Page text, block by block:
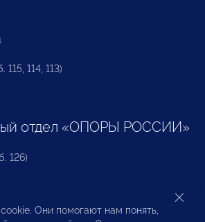
115, 114, 113)
отдел «ОПОРЫ РОССИИ»
126)
прав предпринимателей и
Они помогают нам понять,